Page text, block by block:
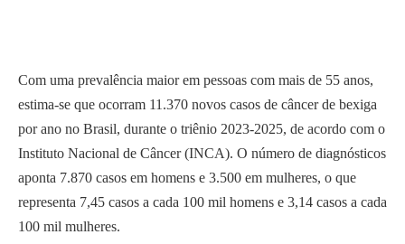
Com uma prevalência maior em pessoas com mais de 55 anos,
estima-se que ocorram 11.370 novos casos de câncer de bexiga
por ano no Brasil, durante o triênio 2023-2025, de acordo com o
Instituto Nacional de Câncer (INCA). O número de diagnósticos
aponta 7.870 casos em homens e 3.500 em mulheres, o que
representa 7,45 casos a cada 100 mil homens e 3,14 casos a cada
100 mil mulheres.